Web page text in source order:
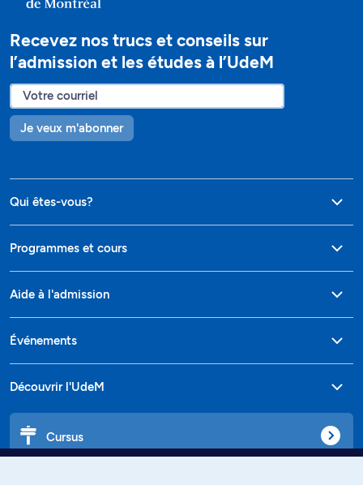
Recevez nos trucs et conseils sur
l’admission et les études à l’UdeM
Je veux m'abonner
Qui êtes-vous?
Programmes et cours
Aide à l'admission
Événements
Découvrir l'UdeM
Cursus